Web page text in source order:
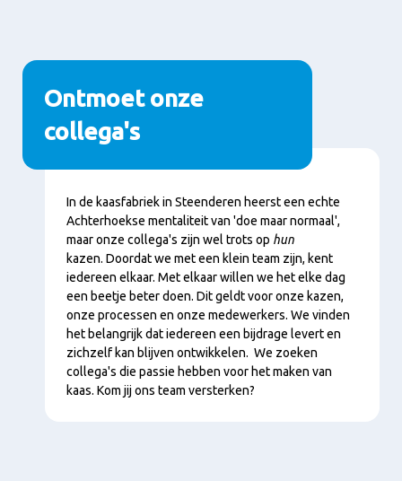
Ontmoet onze
collega's
Content
In de kaasfabriek in Steenderen heerst een echte
Achterhoekse mentaliteit van 'doe maar normaal',
maar onze collega's zijn wel trots op hun
kazen. Doordat we met een klein team zijn, kent
iedereen elkaar. Met elkaar willen we het elke dag
een beetje beter doen. Dit geldt voor onze kazen,
onze processen en onze medewerkers. We vinden
het belangrijk dat iedereen een bijdrage levert en
zichzelf kan blijven ontwikkelen. We zoeken
collega's die passie hebben voor het maken van
kaas. Kom jij ons team versterken?